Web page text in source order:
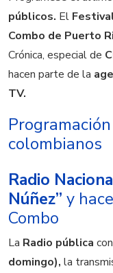
públicos. El
Combo de Puerto
Crónica, especial de
hacen parte de la
TV.
colombianos
Radio
Núñez” y
Combo
La Radio pública
domingo), la